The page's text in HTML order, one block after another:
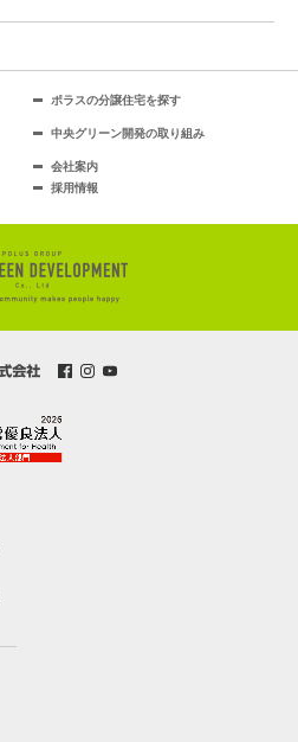
ポラスの分譲住宅を探す
中央グリーン開発の取り組み
会社案内
採用情報